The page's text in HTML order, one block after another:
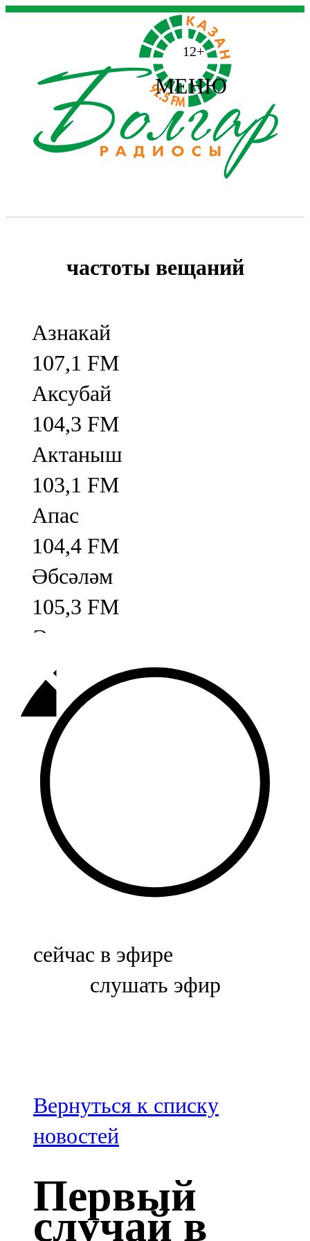
12+
МЕНЮ
частоты вещаний
Азнакай
107,1 FM
Аксубай
104,3 FM
Актаныш
103,1 FM
Апас
104,4 FM
Әбсәләм
105,3 FM
Әлмәт
92,9 FM
Базарлы матак
107,1 FM
Балык бистәсе
104,9 FM
Баулы
107,5 FM
Биләр
Болгар
100,3 FM
Зәй
106,6 FM
Кадыбаш
105,2 FM
сейчас в эфире
слушать эфир
Вернуться к списку
новостей
Первый
случай в